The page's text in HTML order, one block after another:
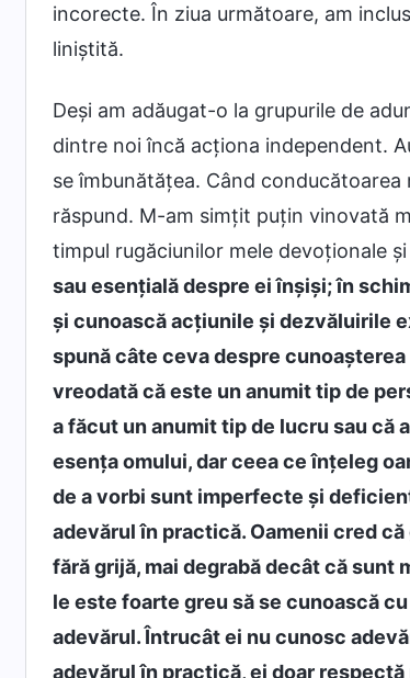
incorecte. În ziua următoare, am
liniștită.
Deși am adăugat-o la grupurile de
dintre noi încă acționa independent.
se îmbunătățea. Când
răspund. M-am simțit puțin vinovată
timpul rugăciunilor mele devoționale
sau esențială despre ei înșiși; în
și cunoască acțiunile și dezvăluirile
spună câte ceva despre
vreodată că este un anumit tip de
a făcut un anumit tip de lucru sau că
esența omului, dar ceea ce înțeleg
de a vorbi sunt imperfecte și
adevărul în practică. Oamenii cred
fără grijă, mai degrabă decât că sunt
le este foarte greu să se cunoască
adevărul. Întrucât ei nu cunosc
adevărul în practică, ei doar